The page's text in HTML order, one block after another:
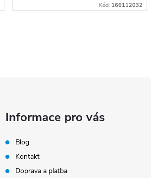
Kód: 166112032
Informace pro vás
Blog
Kontakt
Doprava a platba